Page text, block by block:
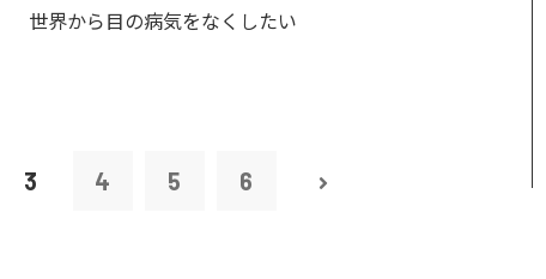
世界から目の病気をなくしたい
3 4 5 6